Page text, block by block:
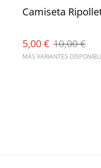
Camiseta
5,00 € 10,00 €
MÁS VARIANTES